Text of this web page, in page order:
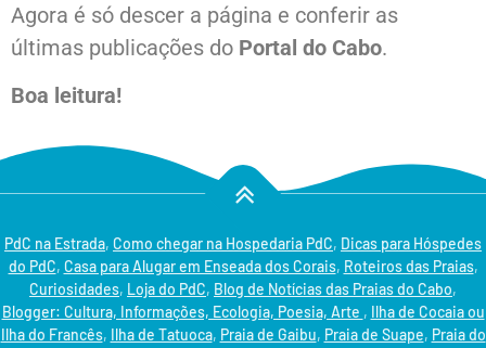
Agora é só descer a página e conferir as
últimas publicações do Portal do Cabo.
Boa leitura!
PdC na Estrada, Como chegar na Hospedaria PdC, Dicas para Hóspedes
do PdC, Casa para Alugar em Enseada dos Corais, Roteiros das Praias,
Curiosidades, Loja do PdC, Blog de Notícias das Praias do Cabo,
Blogger: Cultura, Informações, Ecologia, Poesia, Arte , Ilha de Cocaia ou
Ilha do Francês, Ilha de Tatuoca, Praia de Gaibu, Praia de Suape, Praia do